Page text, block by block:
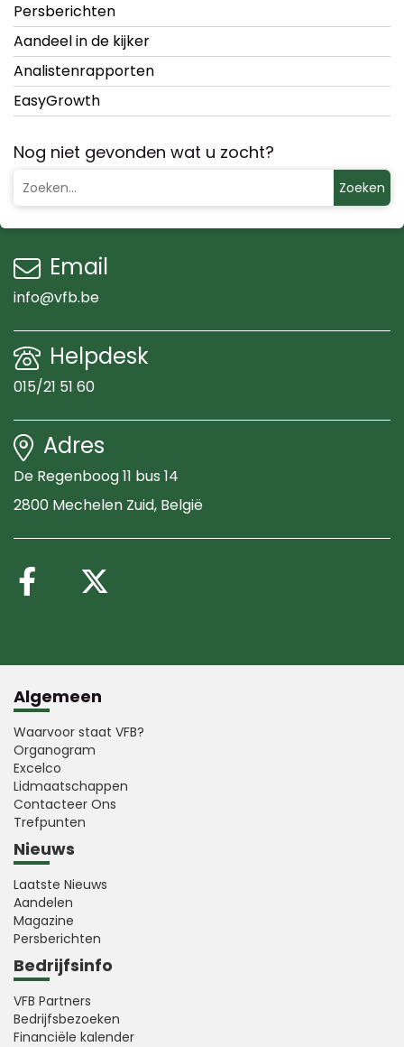
Persberichten
Aandeel in de kijker
Analistenrapporten
EasyGrowth
Nog niet gevonden wat u zocht?
Zoeken
Email
info@vfb.be
Helpdesk
015/21 51 60
Adres
De Regenboog 11 bus 14
2800 Mechelen Zuid, België
Volg ons op Facebook
Algemeen
Waarvoor staat VFB?
Organogram
Excelco
Lidmaatschappen
Contacteer Ons
Trefpunten
Nieuws
Laatste Nieuws
Aandelen
Magazine
Persberichten
Bedrijfsinfo
VFB Partners
Bedrijfsbezoeken
Financiële kalender